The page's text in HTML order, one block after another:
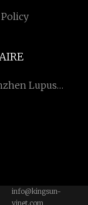
Lupus
info@kingsun-
vinet.com